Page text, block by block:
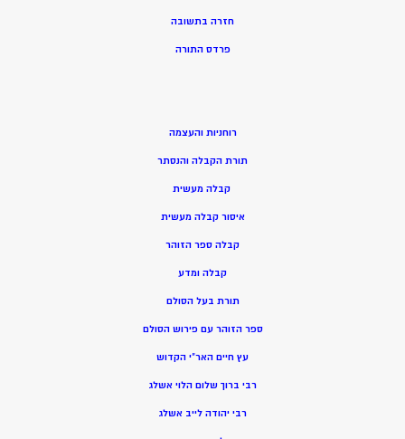
חזרה בתשובה
פרדס התורה
רוחניות והעצמה
תורת הקבלה והנסתר
קבלה מעשית
איסור קבלה מעשית
קבלה ספר הזוהר
קבלה ומדע
תורת בעל הסולם
ספר הזוהר עם פירוש הסולם
עץ חיים האר”י הקדוש
רבי ברוך שלום הלוי אשלג
רבי יהודה לייב אשלג